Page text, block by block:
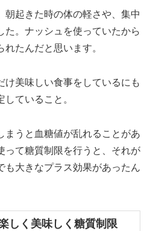
朝起きた時の体の軽さや、集中
た。ナッシュを使っていたから
たんだと思います。
け美味しい食事をしているにも
ていること。
まうと血糖値が乱れることがあ
って糖質制限を行うと、それが
も大きなプラス効果があったん
しく美味しく糖質制限